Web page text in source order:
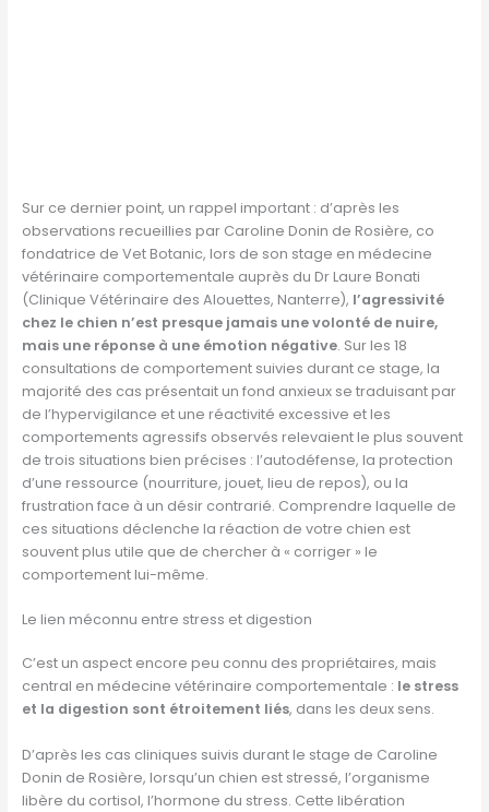
Sur ce dernier point, un rappel important : d’après les
observations recueillies par Caroline Donin de Rosière, co
fondatrice de Vet Botanic, lors de son stage en médecine
vétérinaire comportementale auprès du Dr Laure Bonati
(Clinique Vétérinaire des Alouettes, Nanterre), l’agressivité
chez le chien n’est presque jamais une volonté de nuire,
mais une réponse à une émotion négative. Sur les 18
consultations de comportement suivies durant ce stage, la
majorité des cas présentait un fond anxieux se traduisant par
de l’hypervigilance et une réactivité excessive et les
comportements agressifs observés relevaient le plus souvent
de trois situations bien précises : l’autodéfense, la protection
d’une ressource (nourriture, jouet, lieu de repos), ou la
frustration face à un désir contrarié. Comprendre laquelle de
ces situations déclenche la réaction de votre chien est
souvent plus utile que de chercher à « corriger » le
comportement lui-même.
Le lien méconnu entre stress et digestion
C’est un aspect encore peu connu des propriétaires, mais
central en médecine vétérinaire comportementale : le stress
et la digestion sont étroitement liés, dans les deux sens.
D’après les cas cliniques suivis durant le stage de Caroline
Donin de Rosière, lorsqu’un chien est stressé, l’organisme
libère du cortisol, l’hormone du stress. Cette libération